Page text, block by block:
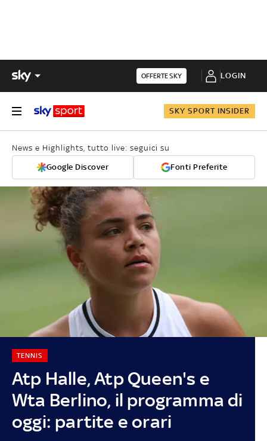
OFFERTE SKY LOGIN
SKY SPORT INSIDER
News e Highlights, tutto live: seguici su
Google Discover Fonti Preferite
Atp Halle, Atp Queen's e
Wta Berlino, il programma di
oggi: partite e orari
TENNIS